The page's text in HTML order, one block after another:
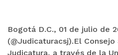
Bogotá D.C., 01 de julio de
(@Judicaturacsj).El
Judicatura, a través de la